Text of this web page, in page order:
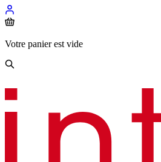
Votre panier est vide